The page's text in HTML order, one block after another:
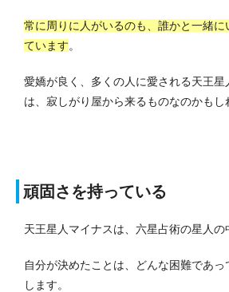
常に周りに人がいるのも、誰かと一緒に
ています。
愛嬌が良く、多くの人に愛される天王星
は、寂しがり屋から来るものなのかもし
頑固さを持っている
天王星人マイナスは、六星占術の星人の
自分が決めたことは、どんな困難であっ
します。